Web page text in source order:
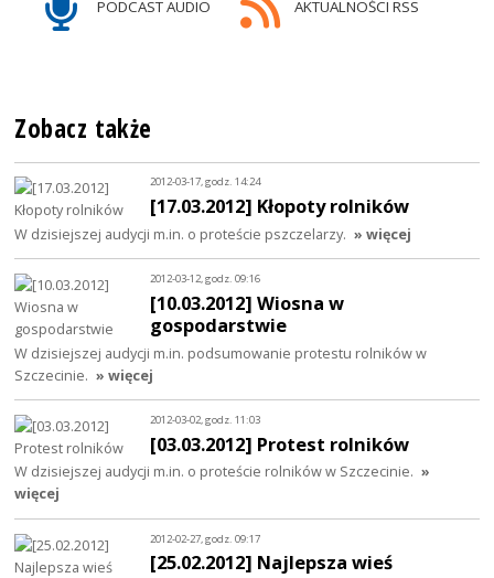
PODCAST AUDIO AKTUALNOŚCI RSS
Zobacz także
2012-03-17, godz. 14:24
[17.03.2012] Kłopoty rolników
W dzisiejszej audycji m.in. o proteście pszczelarzy. » więcej
2012-03-12, godz. 09:16
[10.03.2012] Wiosna w
gospodarstwie
W dzisiejszej audycji m.in. podsumowanie protestu rolników w
Szczecinie. » więcej
2012-03-02, godz. 11:03
[03.03.2012] Protest rolników
W dzisiejszej audycji m.in. o proteście rolników w Szczecinie. »
więcej
2012-02-27, godz. 09:17
[25.02.2012] Najlepsza wieś